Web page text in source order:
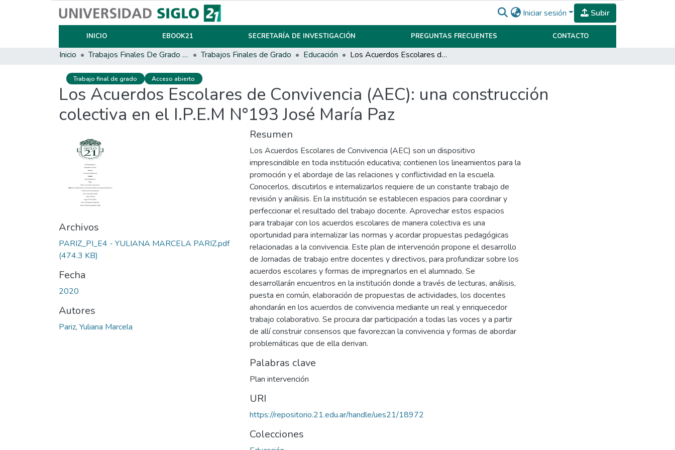
Iniciar sesión Subir
INICIO EBOOK21 SECRETARÍA DE INVESTIGACIÓN PREGUNTAS FRECUENTES CONTACTO
Inicio Trabajos Finales De Grado Y Posgrado Trabajos Finales de Grado Educación Los Acuerdos Escolares de Convivencia (AEC): una construcción colectiva en el I.P.E.M N°193 José María Paz
Trabajo final de grado Acceso abierto
Los Acuerdos Escolares de Convivencia (AEC): una construcción
colectiva en el I.P.E.M N°193 José María Paz
Archivos
PARIZ_PI_E4 - YULIANA MARCELA PARIZ.pdf
(474.3 KB)
Fecha
2020
Autores
Pariz, Yuliana Marcela
Resumen
Los Acuerdos Escolares de Convivencia (AEC) son un dispositivo
imprescindible en toda institución educativa; contienen los lineamientos para la
promoción y el abordaje de las relaciones y conflictividad en la escuela.
Conocerlos, discutirlos e internalizarlos requiere de un constante trabajo de
revisión y análisis. En la institución se establecen espacios para coordinar y
perfeccionar el resultado del trabajo docente. Aprovechar estos espacios
para trabajar con los acuerdos escolares de manera colectiva es una
oportunidad para internalizar las normas y acordar propuestas pedagógicas
relacionadas a la convivencia. Este plan de intervención propone el desarrollo
de Jornadas de trabajo entre docentes y directivos, para profundizar sobre los
acuerdos escolares y formas de impregnarlos en el alumnado. Se
desarrollarán encuentros en la institución donde a través de lecturas, análisis,
puesta en común, elaboración de propuestas de actividades, los docentes
ahondarán en los acuerdos de convivencia mediante un real y enriquecedor
trabajo colaborativo. Se procura dar participación a todas las voces y a partir
de allí construir consensos que favorezcan la convivencia y formas de abordar
problemáticas que de ella derivan.
Palabras clave
Plan intervención
URI
https://repositorio.21.edu.ar/handle/ues21/18972
Colecciones